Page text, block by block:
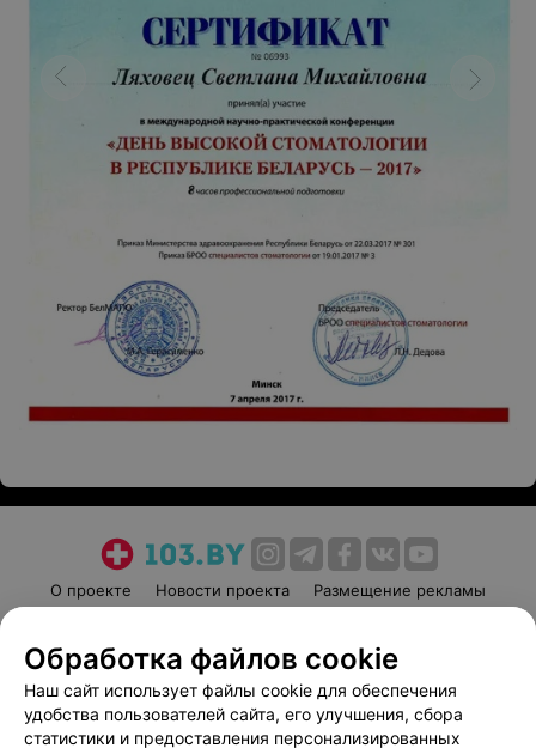
О проекте Новости проекта
Размещение рекламы
Пользовательское соглашение
Способы оплаты
Вакансии
Партнеры
Написать руководителю 103.by
Обработка файлов cookie
Наш сайт использует файлы cookie для обеспечения
удобства пользователей сайта, его улучшения, сбора
статистики и предоставления персонализированных